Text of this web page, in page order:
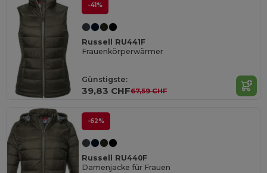
-41%
Russell RU441F
Frauenkörperwärmer
Günstigste:
39,83 CHF67,59 CHF
-62%
Russell RU440F
Damenjacke für Frauen